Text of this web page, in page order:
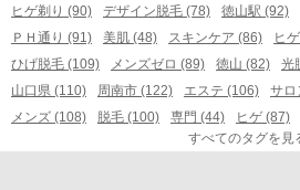
ヒゲ剃り (90)
デザイン脱毛 (78) 徳山駅 (92)
ＰＨ通り (91)
美肌 (48) スキンケア (86) ヒ
ひげ脱毛 (109)
メンズゼロ (89) 徳山 (82) 光
山口県 (110)
周南市 (122) エステ (106) サロ
メンズ (108)
脱毛 (100) 専門 (44) ヒゲ (87)
すべてのタグを見